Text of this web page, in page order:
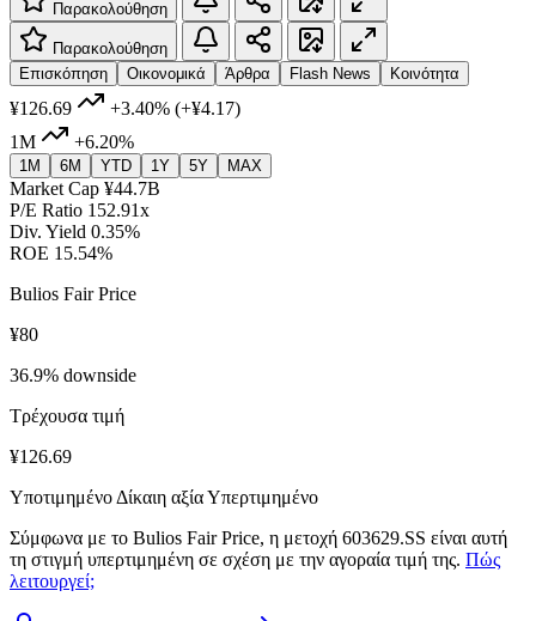
Παρακολούθηση
Παρακολούθηση
Επισκόπηση
Οικονομικά Άρθρα Flash News Κοινότητα
¥126.69 +3.40% (+¥4.17)
1M
+6.20%
1M 6M YTD 1Y 5Y MAX
Market Cap ¥44.7B
P/E Ratio 152.91x
Div. Yield 0.35%
ROE 15.54%
Bulios Fair Price
¥80
36.9% downside
Τρέχουσα τιμή
¥126.69
Υποτιμημένο Δίκαιη αξίαΥπερτιμημένο
Σύμφωνα με το Bulios Fair Price, η μετοχή 603629.SS είναι αυτή
τη στιγμή υπερτιμημένη σε σχέση με την αγοραία τιμή της. Πώς
λειτουργεί;